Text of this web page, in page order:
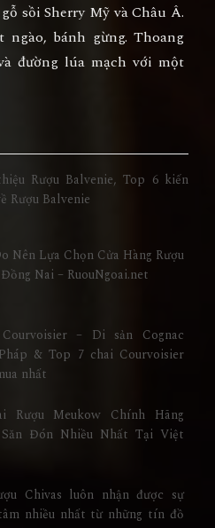
sồi Sherry Mỹ và Châu Â.
ngào, bánh gừng. Thoang
đường lúa mạch với một
Rượu Balvenie, Top 6 kiến
Rượu Balvenie
Nên Lựa Chọn Cửa Hàng Rượu
Nai – RuouNgoai.net
– Di sản Cognac
& Top 7 chai Courvoisier
nhất
Rượu Meukow Chính Hãng
Đón Nhiều Nhất Tại Việt
Chivas luôn nhận được sự
nhiều nhất từ những tín đồ